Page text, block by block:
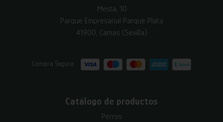
Mesta, 10
Parque Empresarial Parque Plata
41900, Camas (Sevilla)
Compra Segura:
Catálogo de productos
Perros